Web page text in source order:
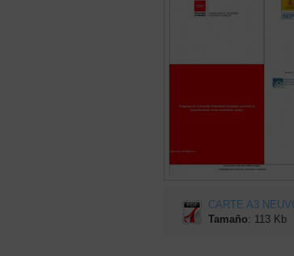
CARTE A3
Tamaño: 113 Kb